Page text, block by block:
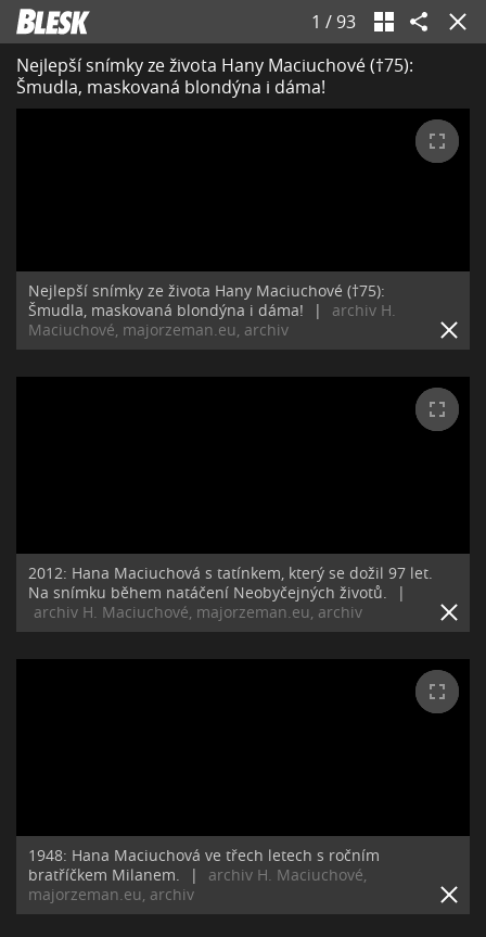
1 / 93
Nejlepší snímky ze života Hany Maciuchové (†75):
Šmudla, maskovaná blondýna i dáma!
Nejlepší snímky ze života Hany Maciuchové (†75):
Šmudla, maskovaná blondýna i dáma!
|
archiv H.
Maciuchové, majorzeman.eu, archiv
2012: Hana Maciuchová s tatínkem, který se dožil 97 let.
Na snímku během natáčení Neobyčejných životů.
|
archiv H. Maciuchové, majorzeman.eu, archiv
1948: Hana Maciuchová ve třech letech s ročním
bratříčkem Milanem.
|
archiv H. Maciuchové,
majorzeman.eu, archiv